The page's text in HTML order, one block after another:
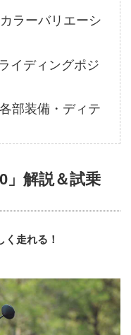
ラーバリエーシ
イディングポジ
部装備・ディテ
」解説＆試乗
走れる！